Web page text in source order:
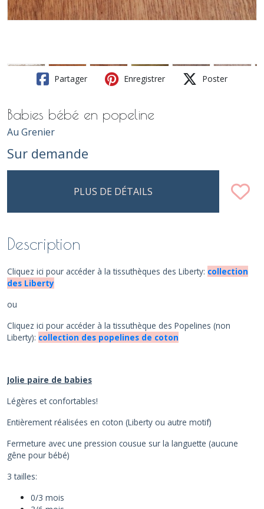
Partager Enregistrer Poster
Babies bébé en popeline
Au Grenier
Sur demande
PLUS DE DÉTAILS
Description
Cliquez ici pour accéder à la tissuthèques des Liberty: collection
des Liberty
ou
Cliquez ici pour accéder à la tissuthèque des Popelines (non
Liberty): collection des popelines de coton
Jolie paire de babies
Légères et confortables!
Entièrement réalisées en coton (Liberty ou autre motif)
Fermeture avec une pression cousue sur la languette (aucune
gêne pour bébé)
3 tailles:
0/3 mois